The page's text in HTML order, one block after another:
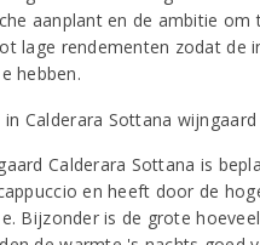
aanplant en de ambitie
lage rendementen zodat de
hebben.
Calderara Sottana is
en heeft door de
Bijzonder is de grote